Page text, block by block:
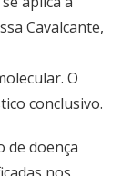
Cavalcante,
O
conclusivo.
de doença